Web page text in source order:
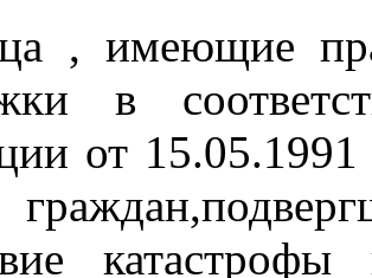
, имеющие
в
от